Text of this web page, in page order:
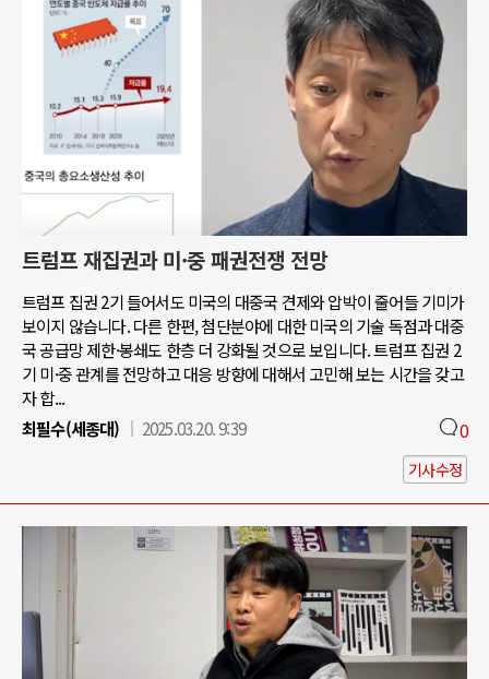
트럼프 재집권과 미·중 패권전쟁 전망
트럼프 집권 2기 들어서도 미국의 대중국 견제와 압박이 줄어들 기미가
보이지 않습니다. 다른 한편, 첨단분야에 대한 미국의 기술 독점과 대중
국 공급망 제한·봉쇄도 한층 더 강화될 것으로 보입니다. 트럼프 집권 2
기 미·중 관계를 전망하고 대응 방향에 대해서 고민해 보는 시간을 갖고
자 합...
최필수(세종대)
2025.03.20. 9:39 0
기사수정